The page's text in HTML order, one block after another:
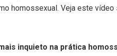
homossexual. Veja este vídeo
inquieto na prática